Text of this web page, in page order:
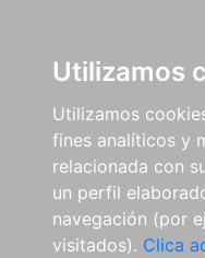
Utilizamos
Utilizamos
fines analíticos y
relacionada con
un perfil
navegación (por
visitados). Clica